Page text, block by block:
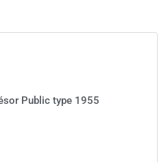
Public type 1955